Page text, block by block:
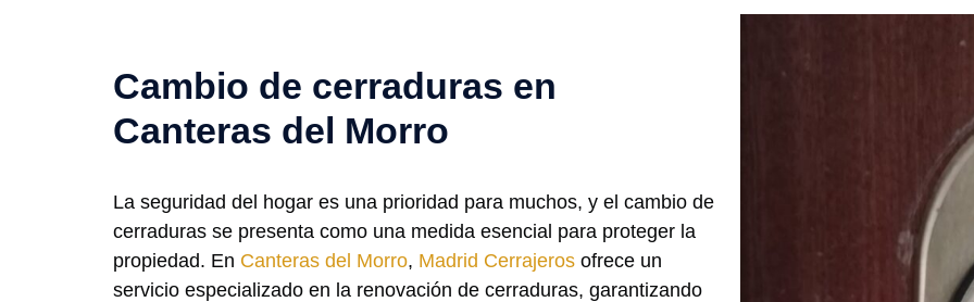
Cambio de cerraduras en
Canteras del Morro
La seguridad del hogar es una prioridad para muchos, y el cambio de
cerraduras se presenta como una medida esencial para proteger la
propiedad. En Canteras del Morro, Madrid Cerrajeros ofrece un
servicio especializado en la renovación de cerraduras, garantizando